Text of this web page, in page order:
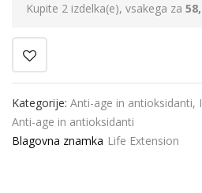
Kupite 2 izdelka(e), vsakega za
Kategorije: Anti-age in antioksidanti,
Anti-age in antioksidanti
Blagovna znamka Life Extension